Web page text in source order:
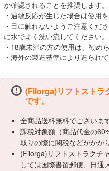
か確認されることを推奨します。
・過敏反応が生じた場合は使用
・目に触れないようご注意くだ
に水でよく洗い流してください。
・18歳未満の方の使用は、勧め
・海外の製造基準により造られて
(Filorga)リフトストラ
です。
全商品送料無料でございます
課税対象額（商品代金の
取りの際に関税などがかか
(Filorga)リフトストラクチ
しては国際書留郵便、日通